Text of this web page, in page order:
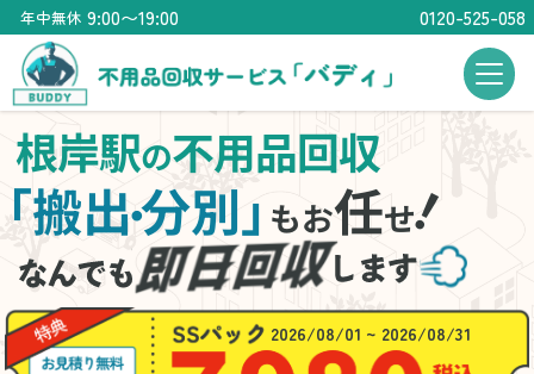
年中無休 9:00〜19:00 0120-525-058
根岸駅の不用品回収
搬出・分別」もお任せ
！
2026/08/01 ~ 2026/08/31